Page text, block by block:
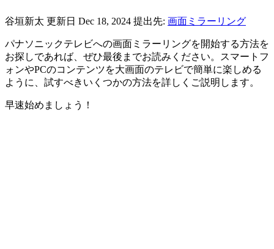
谷垣新太 更新日 Dec 18, 2024 提出先: 画面ミラーリング
パナソニックテレビへの画面ミラーリングを開始する方法を
お探しであれば、ぜひ最後までお読みください。スマートフ
ォンやPCのコンテンツを大画面のテレビで簡単に楽しめる
ように、試すべきいくつかの方法を詳しくご説明します。
早速始めましょう！